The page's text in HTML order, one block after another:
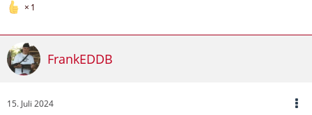
1
FrankEDDB
15. Juli 2024